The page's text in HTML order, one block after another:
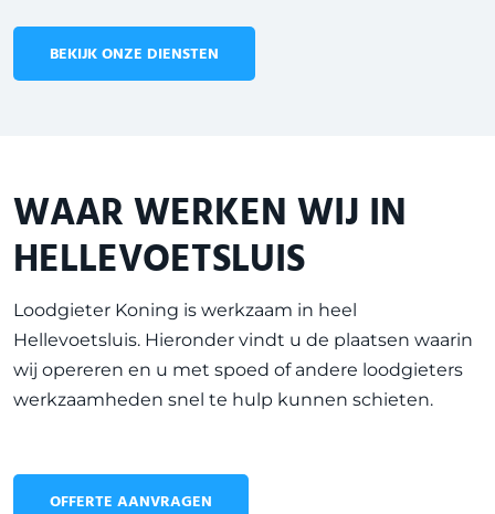
BEKIJK ONZE DIENSTEN
WAAR WERKEN WIJ IN
HELLEVOETSLUIS
Loodgieter Koning is werkzaam in heel
Hellevoetsluis. Hieronder vindt u de plaatsen waarin
wij opereren en u met spoed of andere loodgieters
werkzaamheden snel te hulp kunnen schieten.
OFFERTE AANVRAGEN